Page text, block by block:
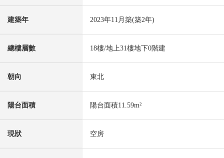
建築年 2023年11月築(築2年)
總樓層數 18樓/地上31樓地下0階建
朝向 東北
陽台面積 陽台面積11.59m²
現狀 空房